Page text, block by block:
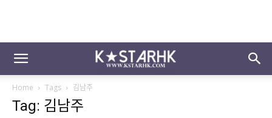
Home Tags 김남주
Tag: 김남주